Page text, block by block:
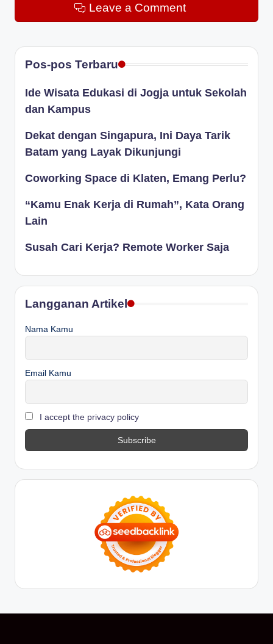
Leave a Comment
Pos-pos Terbaru
Ide Wisata Edukasi di Jogja untuk Sekolah
dan Kampus
Dekat dengan Singapura, Ini Daya Tarik
Batam yang Layak Dikunjungi
Coworking Space di Klaten, Emang Perlu?
“Kamu Enak Kerja di Rumah”, Kata Orang
Lain
Susah Cari Kerja? Remote Worker Saja
Langganan Artikel
Nama Kamu
Email Kamu
I accept the privacy policy